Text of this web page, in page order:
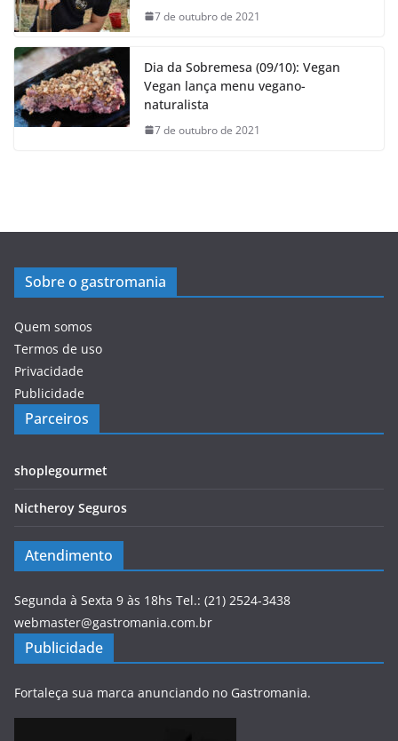
7 de outubro de 2021
Dia da Sobremesa (09/10): Vegan
Vegan lança menu vegano-
naturalista
7 de outubro de 2021
Sobre o gastromania
Quem somos
Termos de uso
Privacidade
Publicidade
Parceiros
shoplegourmet
Nictheroy Seguros
Atendimento
Segunda à Sexta 9 às 18hs Tel.: (21) 2524-3438
webmaster@gastromania.com.br
Publicidade
Fortaleça sua marca anunciando no Gastromania.